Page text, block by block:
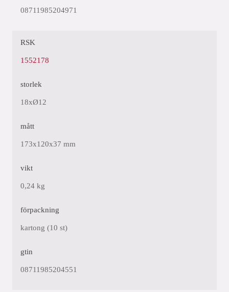
08711985204971
RSK
1552178
storlek
18xØ12
mått
173x120x37 mm
vikt
0,24 kg
förpackning
kartong (10 st)
gtin
08711985204551